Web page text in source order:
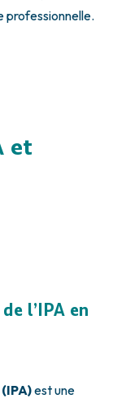
et
l’IPA en
est une